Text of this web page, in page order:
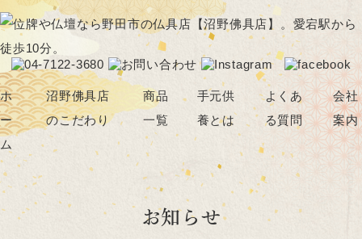
ホ
ー
ム
沼野佛具店
のこだわり
仏壇・位牌の選び方
ブログ
商品
一覧
手元供
養とは
骨壺
アクセサリー
よくあ
る質問
会社
案内
お知らせ